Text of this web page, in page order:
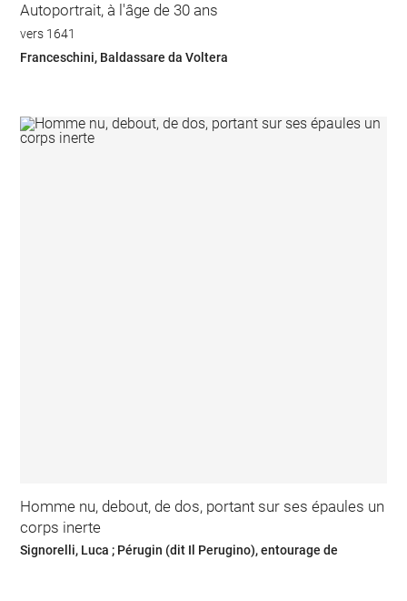
Autoportrait, à l'âge de 30 ans
vers 1641
Franceschini, Baldassare da Voltera
Homme nu, debout, de dos, portant sur ses épaules un
corps inerte
Signorelli, Luca ; Pérugin (dit Il Perugino), entourage de